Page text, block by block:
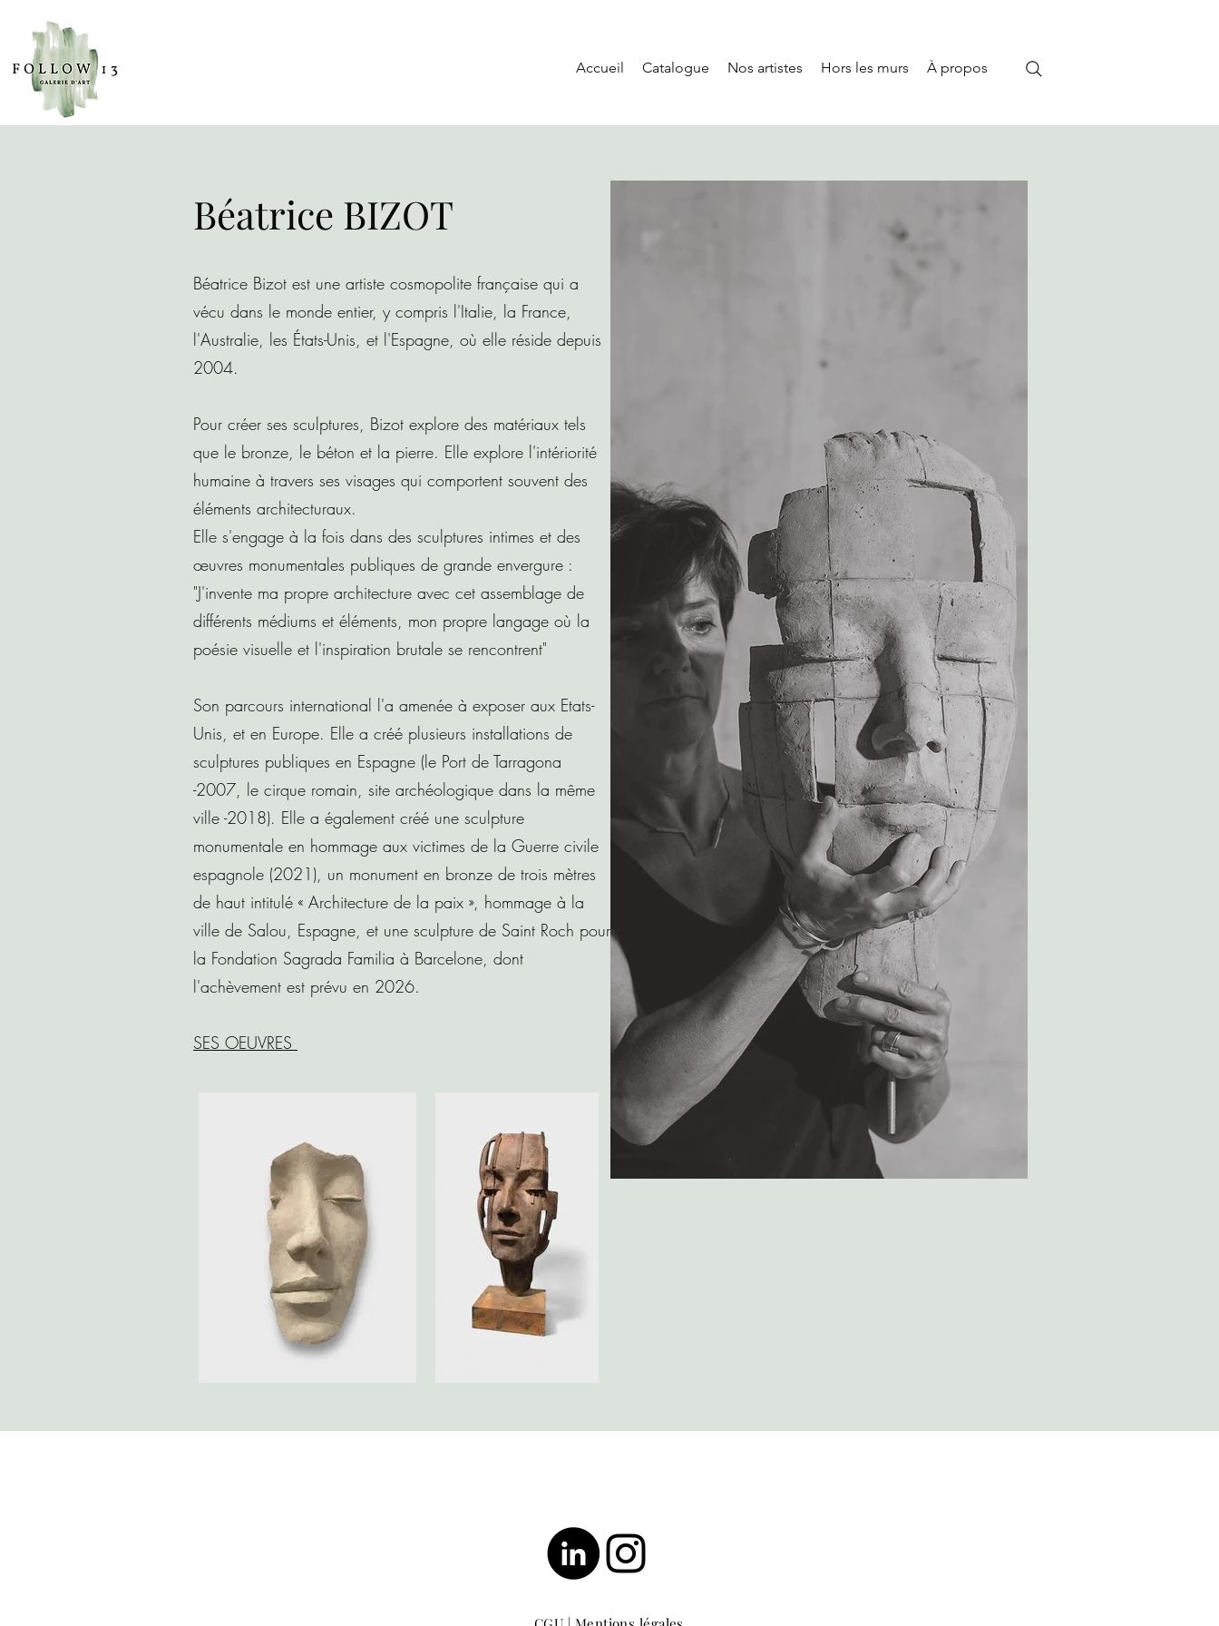
Accueil Catalogue Nos artistes Hors les murs À propos
Béatrice BIZOT
Béatrice Bizot est une artiste cosmopolite française qui a
vécu dans le monde entier, y compris l'Italie, la France,
l'Australie, les États-Unis, et l'Espagne, où elle réside depuis
2004.
Pour créer ses sculptures, Bizot explore des matériaux tels
que le bronze, le béton et la pierre. Elle explore l'intériorité
humaine à travers ses visages qui comportent souvent des
éléments architecturaux.
Elle s'engage à la fois dans des sculptures intimes et des
œuvres monumentales publiques de grande envergure :
"J'invente ma propre architecture avec cet assemblage de
différents médiums et éléments, mon propre langage où la
poésie visuelle et l'inspiration brutale se rencontrent"
Son parcours international l'a amenée à exposer aux Etats-
Unis, et en Europe. Elle a créé plusieurs installations de
sculptures publiques en Espagne (le Port de Tarragona
-2007, le cirque romain, site archéologique dans la même
ville -2018). Elle a également créé une sculpture
monumentale en hommage aux victimes de la Guerre civile
espagnole (2021), un monument en bronze de trois mètres
de haut intitulé « Architecture de la paix », hommage à la
ville de Salou, Espagne, et une sculpture de Saint Roch pour
la Fondation Sagrada Familia à Barcelone, dont
l'achèvement est prévu en 2026.
SES OEUVRES